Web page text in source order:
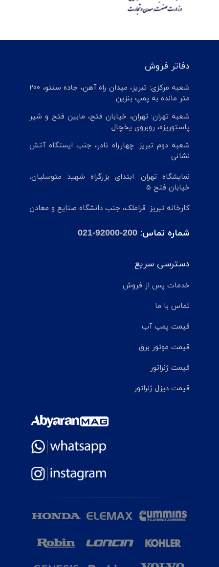
دفاتر فروش
شعبه مرکزی: تبریز، میدان راه آهن، جاده سنتو، 200
متر مانده به پمپ بنزین
شعبه تهران: تهران، خیابان فتح، مابین فتح و شیر
پاستوریزه، روبروی یخچال
شعبه دوم تبریز: چهارراه نادر، جنب ایستگاه آتش
نشانی
نمایشگاه تهران: ابتدای بزرگراه شهید متوسلیان،
خیابان فتح 5
کارخانه تبریز: قراملک، جنب دانشگاه صنایع و معادن
شماره تماس: 021-92000-200
دسترسی سریع
خدمات پس از فروش
تماس با ما
قیمت پمپ آب
قیمت موتور برق
قیمت ژنراتور
قیمت دیزل ژنراتور